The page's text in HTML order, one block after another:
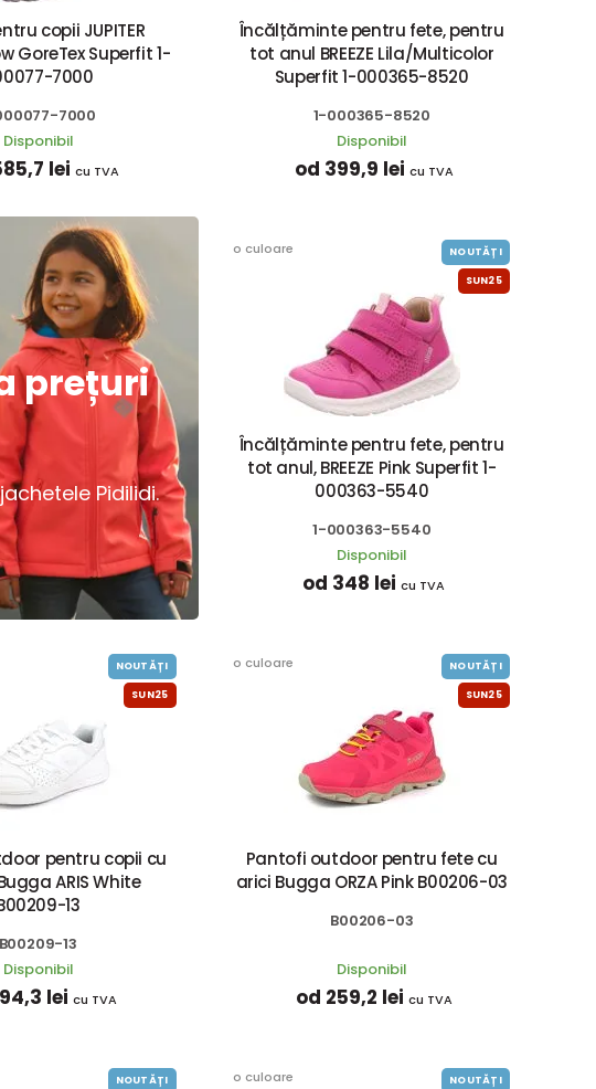
copii JUPITER
GoreTex Superfit 1-
7000
7000
Disponibil
lei cu TVA
Încălțăminte pentru fete, pentru
tot anul BREEZE Lila/Multicolor
Superfit 1-000365-8520
1-000365-8520
Disponibil
od 399,9 lei cu TVA
prețuri
Pidilidi.
o culoare NOUTĂȚI
SUN25
Încălțăminte pentru fete, pentru
tot anul, BREEZE Pink Superfit 1-
000363-5540
1-000363-5540
Disponibil
od 348 lei cu TVA
NOUTĂȚI
SUN25
pentru copii cu
ARIS White
13
B00209-13
Disponibil
lei cu TVA
o culoare NOUTĂȚI
SUN25
Pantofi outdoor pentru fete cu
arici Bugga ORZA Pink B00206-03
B00206-03
Disponibil
od 259,2 lei cu TVA
NOUTĂȚI o culoare NOUTĂȚI